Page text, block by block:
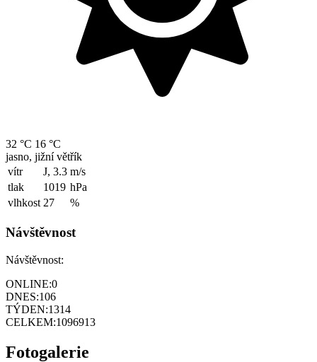
32 °C 16 °C
jasno, jižní větřík
vítr
J, 3.3 m/s
tlak
1019 hPa
vlhkost 27 %
Návštěvnost
Návštěvnost:
ONLINE:0
DNES:106
TÝDEN:1314
CELKEM:1096913
Fotogalerie